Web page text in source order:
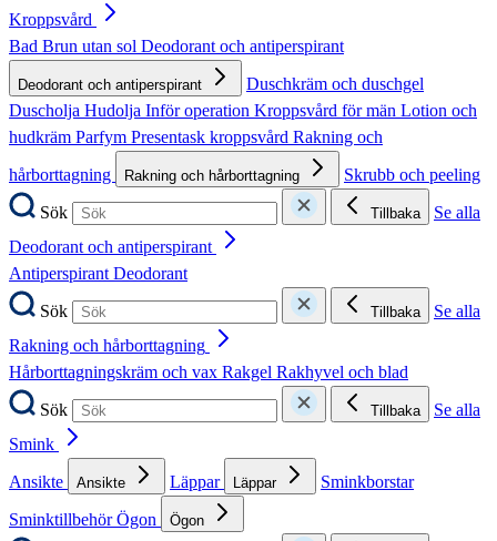
Kroppsvård
Bad Brun utan sol Deodorant och antiperspirant
Deodorant och antiperspirant
Duschkräm och duschgel
Duscholja Hudolja Inför operation Kroppsvård för män Lotion och
hudkräm Parfym Presentask kroppsvård Rakning och
hårborttagning
Rakning och hårborttagning
Skrubb och peeling
Sök
Tillbaka
Se alla
Deodorant och antiperspirant
AntiperspirantDeodorant
Sök
Tillbaka
Se alla
Rakning och hårborttagning
Hårborttagningskräm och vax Rakgel Rakhyvel och blad
Sök
Tillbaka
Se alla
Smink
Ansikte
Ansikte Läppar Läppar
Sminkborstar
SminktillbehörÖgon Ögon